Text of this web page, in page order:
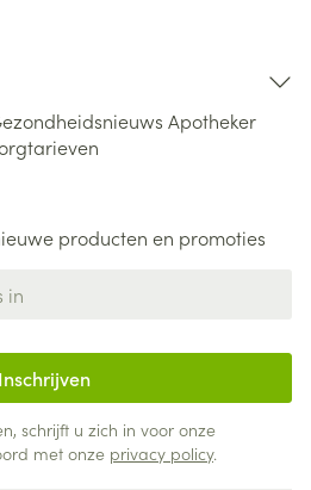
Apotheker
producten en promoties
Inschrijven
schrijft u zich in voor onze
met onze privacy policy.